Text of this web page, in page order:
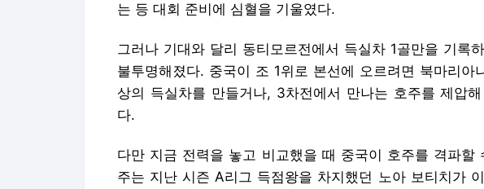
는 등 대회 준비에 심혈을 기울였다.
그러나 기대와 달리 동티모르전에서 득실차 1골만을 기록
불투명해졌다. 중국이 조 1위로 본선에 오르려면 북마리아
상의 득실차를 만들거나, 3차전에서 만나는 호주를 제압
다.
다만 지금 전력을 놓고 비교했을 때 중국이 호주를 격파할
주는 지난 시즌 A리그 득점왕을 차지했던 노아 보티치가